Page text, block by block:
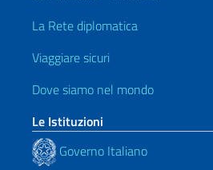
La Rete diplomatica
Viaggiare sicuri
Dove siamo nel mondo
Le Istituzioni
Governo Italiano